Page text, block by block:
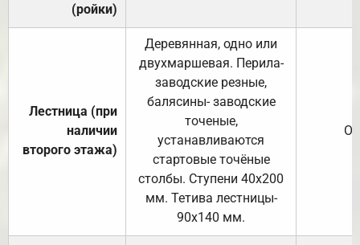
(ройки)
Лестница (при
наличии
второго этажа)
Деревянная, одно или
двухмаршевая. Перила-
заводские резные,
балясины- заводские
точеные,
устанавливаются
стартовые точёные
столбы. Ступени 40х200
мм. Тетива лестницы-
90х140 мм.